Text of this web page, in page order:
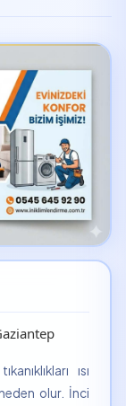
ısı
olur. İnci